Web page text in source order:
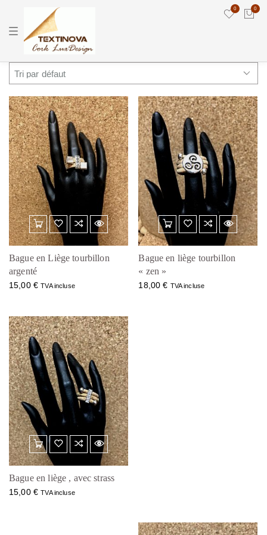
T
e
n
v
i
g
a
t
i
o
n
0 0
Bague en Liège tourbillon
argenté
15,00 € TVA incluse
Bague en liège tourbillon
« zen »
18,00€ TVA incluse
Bague en liège , avec strass
15,00 € TVA incluse